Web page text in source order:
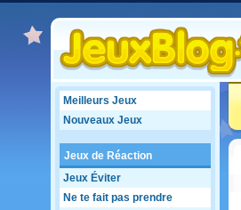
Meilleurs Jeux
Nouveaux Jeux
Jeux de Réaction
Jeux Éviter
Ne te fait pas prendre